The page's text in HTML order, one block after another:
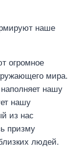
огромное
мира.
нашу
нашу
из нас
призму
людей.